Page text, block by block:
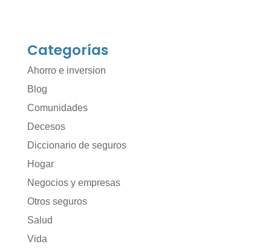
Categorías
Ahorro e inversion
Blog
Comunidades
Decesos
Diccionario de seguros
Hogar
Negocios y empresas
Otros seguros
Salud
Vida